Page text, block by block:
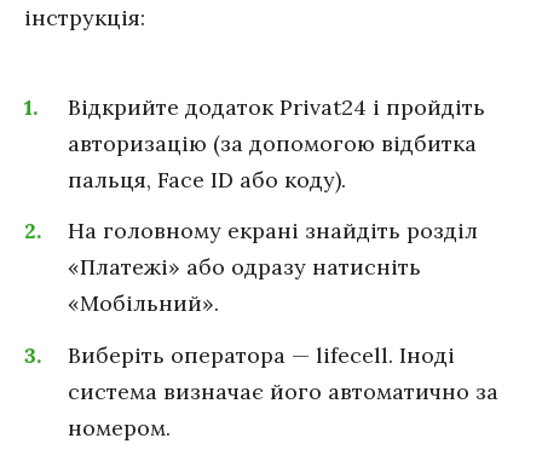
інструкція:
Відкрийте додаток Privat24 і пройдіть
авторизацію (за допомогою відбитка
пальця, Face ID або коду).
На головному екрані знайдіть розділ
«Платежі» або одразу натисніть
«Мобільний».
Виберіть оператора — lifecell. Іноді
система визначає його автоматично за
номером.